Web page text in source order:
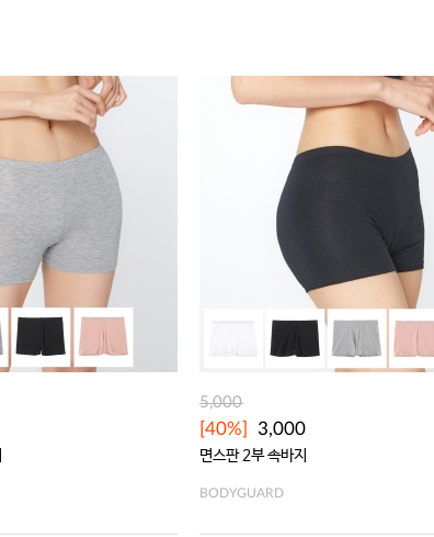
5,000
[40%] 3,000
면스판 2부 속바지
BODYGUARD